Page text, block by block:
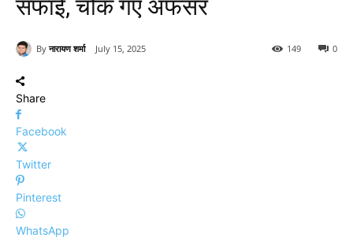
सफाई, चौंक गए अफसर
By नारायण शर्मा July 15, 2025 0
149
Share
Facebook
Twitter
Pinterest
WhatsApp